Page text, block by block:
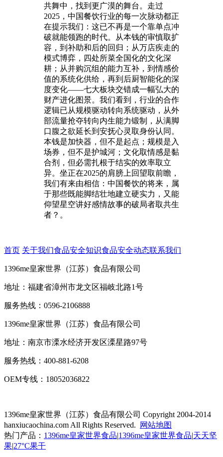
共舞中，找到更广漠的舞台。走过
2025，中国餐饮行业的每一次脉动都正
在提示我们：这已不再是一个靠单点冲
破就能领跑的时代。从本钱的审慎取扩
容，到补助和后的回归；从万店疾走的
模式博弈，四处所菜全国化的文化深
耕；从并购沉组的能力互补，到情感价
值的系统化供给，再到后厨智能化的深
度变化——七大板块交错成一幅弘大的
财产进化图景。我们看到，行业的合作
逻辑已从规模驱动转向系统驱动，从外
部流量抢夺转向内生能力锻制，从满脚
口腹之欲延长到安抚心灵取身份认同。
本钱是加快器，但不是起点；规模是入
场券，但不是护城河；文化取情感是黏
合剂，但必需扎根于结实的效率取立
异。坐正在2025的肩膀上回望取前瞻，
我们有来由相信：中国餐饮的将来，属
于那些既能脚结壮地建立硬实力，又能
仰望星空讲好感情故事的破局者取共生
者？。
首页 关于我们食品安全知识食品安全动态联系我们
1396me皇家世界（江苏）食品有限公司
地址：福建省漳州市龙文区福岐北路1号
服务热线：0596-2106888
1396me皇家世界（江苏）食品有限公司
地址：南京市溧水经济开发区溧星路97号
服务热线：400-881-6208
OEM专线：18052036822
1396me皇家世界（江苏）食品有限公司 Copyright 2004-2014
hanxiucaochina.com All Rights Reserved.
网站地图
热门产品： 1396me皇家世界食品|1396me皇家世界食品|天天坚
果|27°C果干